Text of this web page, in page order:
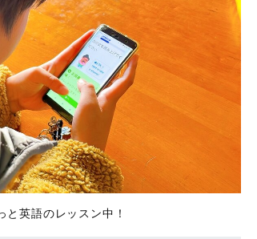
英語のレッスン中！